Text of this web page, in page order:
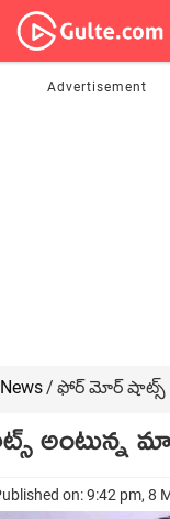
/ ఫోర్ మోర్ షాట్స్
అంటున్న
on: 9:42 pm, 8